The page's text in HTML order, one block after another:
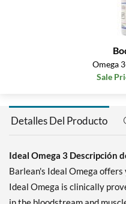
Omega
Sale
Detalles Del Producto
Ideal Omega 3 Descripción
Barlean's Ideal Omega
Ideal Omega is clinically